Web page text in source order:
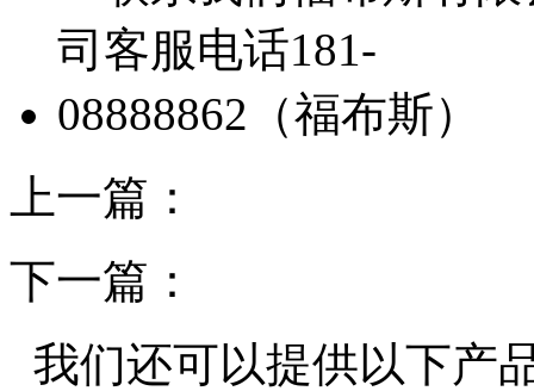
上一篇：
下一篇：
我们还可以提供以下产